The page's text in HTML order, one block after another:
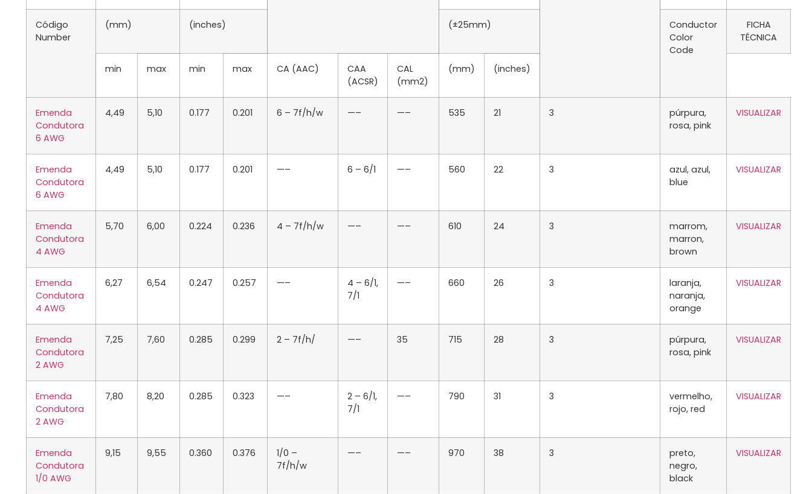
Código
Number
(mm) (inches) (±25mm)
Conductor
Color
Code
FICHA
TÉCNICA
min max min max CA (AAC)
CAA
(ACSR)
CAL
(mm2)
(mm) (inches)
Emenda
Condutora
6 AWG
4,49 5,10 0.177 0.201 6 – 7f/h/w —– —– 535 21 3
púrpura,
rosa, pink
VISUALIZAR
Emenda
Condutora
6 AWG
4,49 5,10 0.177 0.201 —– 6 – 6/1 —– 560 22 3
azul, azul,
blue
VISUALIZAR
Emenda
Condutora
4 AWG
5,70 6,00 0.224 0.236 4 – 7f/h/w —– —– 610 24 3
marrom,
marron,
brown
VISUALIZAR
Emenda
Condutora
4 AWG
6,27 6,54 0.247 0.257 —–
4 – 6/1,
7/1
—– 660 26 3
laranja,
naranja,
orange
VISUALIZAR
Emenda
Condutora
2 AWG
7,25 7,60 0.285 0.299 2 – 7f/h/ —– 35 715 28 3
púrpura,
rosa, pink
VISUALIZAR
Emenda
Condutora
2 AWG
7,80 8,20 0.285 0.323 —–
2 – 6/1,
7/1
—– 790 31 3
vermelho,
rojo, red
VISUALIZAR
Emenda
Condutora
1/0 AWG
9,15 9,55 0.360 0.376
1/0 –
7f/h/w
—– —– 970 38 3
preto,
negro,
black
VISUALIZAR